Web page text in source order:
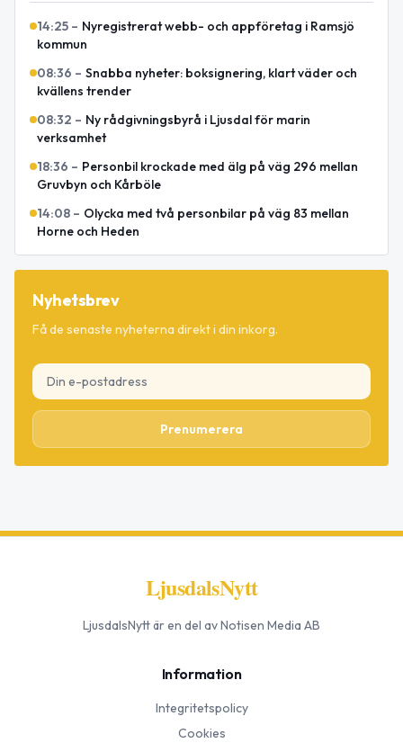
14:25 – Nyregistrerat webb- och appföretag i Ramsjö
kommun
08:36 – Snabba nyheter: boksignering, klart väder och
kvällens trender
08:32 – Ny rådgivningsbyrå i Ljusdal för marin
verksamhet
18:36 – Personbil krockade med älg på väg 296 mellan
Gruvbyn och Kårböle
14:08 – Olycka med två personbilar på väg 83 mellan
Horne och Heden
Nyhetsbrev
Få de senaste nyheterna direkt i din inkorg.
Prenumerera
LjusdalsNytt
LjusdalsNyttär en del av Notisen Media AB
Information
Integritetspolicy
Cookies